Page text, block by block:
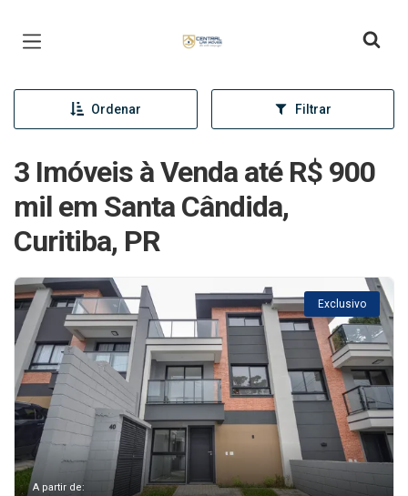
Ordenar Filtrar
3 Imóveis à Venda até R$ 900
mil em Santa Cândida,
Curitiba, PR
Exclusivo
A partir de: